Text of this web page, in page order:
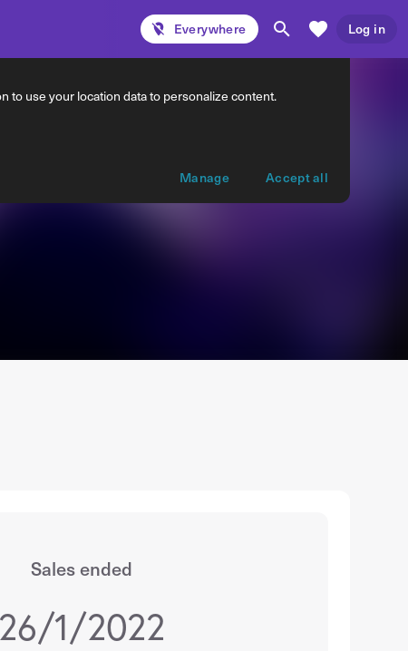
Everywhere Log in
Sales ended
26/1/2022
to use your location data to personalize content.
Manage Accept all